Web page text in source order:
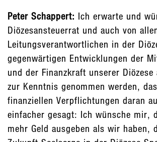
Peter Schappert: Ich erwarte und
Diözesansteuerrat und auch von
Leitungsverantwortlichen in der
gegenwärtigen Entwicklungen der
und der Finanzkraft unserer Diözese
zur Kenntnis genommen werden,
finanziellen Verpflichtungen daran
einfacher gesagt: Ich wünsche mir,
mehr Geld ausgeben als wir haben,